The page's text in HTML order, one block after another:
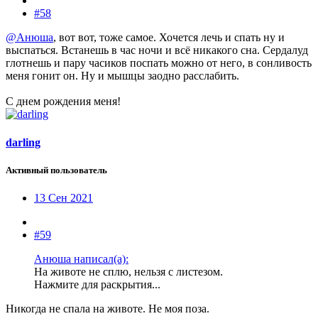
#58
@Анюша, вот вот, тоже самое. Хочется лечь и спать ну и
выспаться. Встанешь в час ночи и всё никакого сна. Сердалуд
глотнешь и пару часиков поспать можно от него, в сонливость
меня гонит он. Ну и мышцы заодно расслабить.
С днем рождения меня!
darling
Активный пользователь
13 Сен 2021
#59
Анюша написал(а):
На животе не сплю, нельзя с листезом.
Нажмите для раскрытия...
Никогда не спала на животе. Не моя поза.